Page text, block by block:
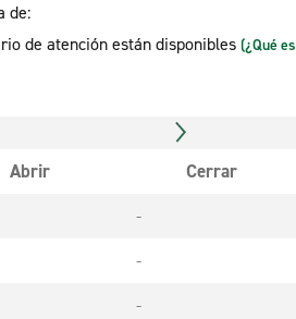
de:
de atención están disponibles (¿Qué es
Abrir
Cerrar
-
-
-